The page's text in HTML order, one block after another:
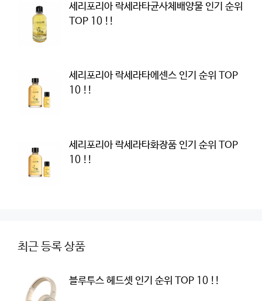
세리포리아 락세라타균사체배양물 인기 순위
TOP 10 !!
세리포리아 락세라타에센스 인기 순위 TOP
10 !!
세리포리아 락세라타화장품 인기 순위 TOP
10 !!
최근 등록 상품
블루투스 헤드셋 인기 순위 TOP 10 !!